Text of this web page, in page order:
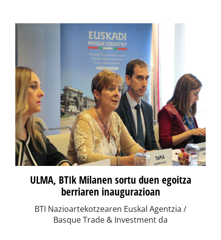
ULMA, BTIk Milanen sortu duen egoitza
berriaren inaugurazioan
BTI Nazioartekotzearen Euskal Agentzia /
Basque Trade & Investment da